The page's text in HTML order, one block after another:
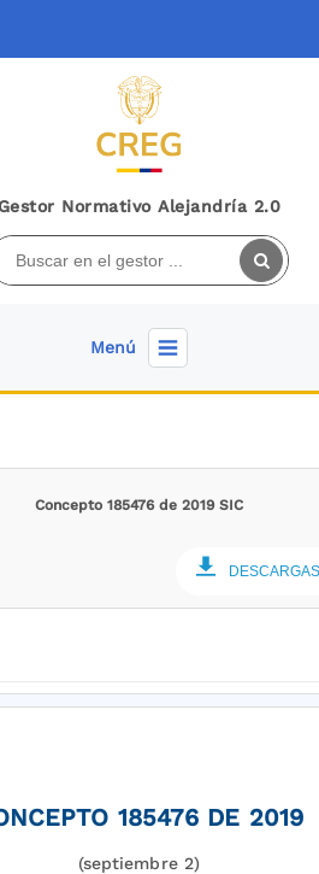
Gestor Normativo Alejandría 2.0
Menú
Concepto 185476 de 2019 SIC
185476 DE 2019
(septiembre 2)